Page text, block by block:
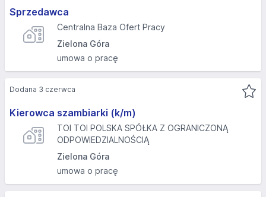
Sprzedawca
Centralna Baza Ofert Pracy
Zielona Góra
umowa o pracę
Kierowca szambiarki (k/m)
TOI TOI POLSKA SPÓŁKA Z OGRANICZONĄ
ODPOWIEDZIALNOŚCIĄ
Zielona Góra
umowa o pracę
Dodana 3 czerwca